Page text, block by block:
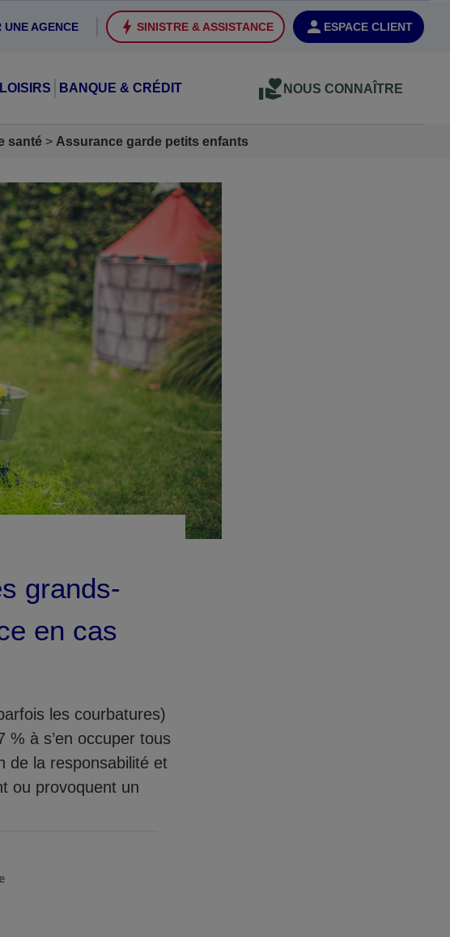
ESPACE CLIENT
SINISTRE & ASSISTANCE
UNE AGENCE
BANQUE & CRÉDIT NOUS CONNAÎTRE
santé Assurance garde petits enfants
grands-
en cas
les courbatures)
à s’en occuper tous
de la responsabilité et
ou provoquent un